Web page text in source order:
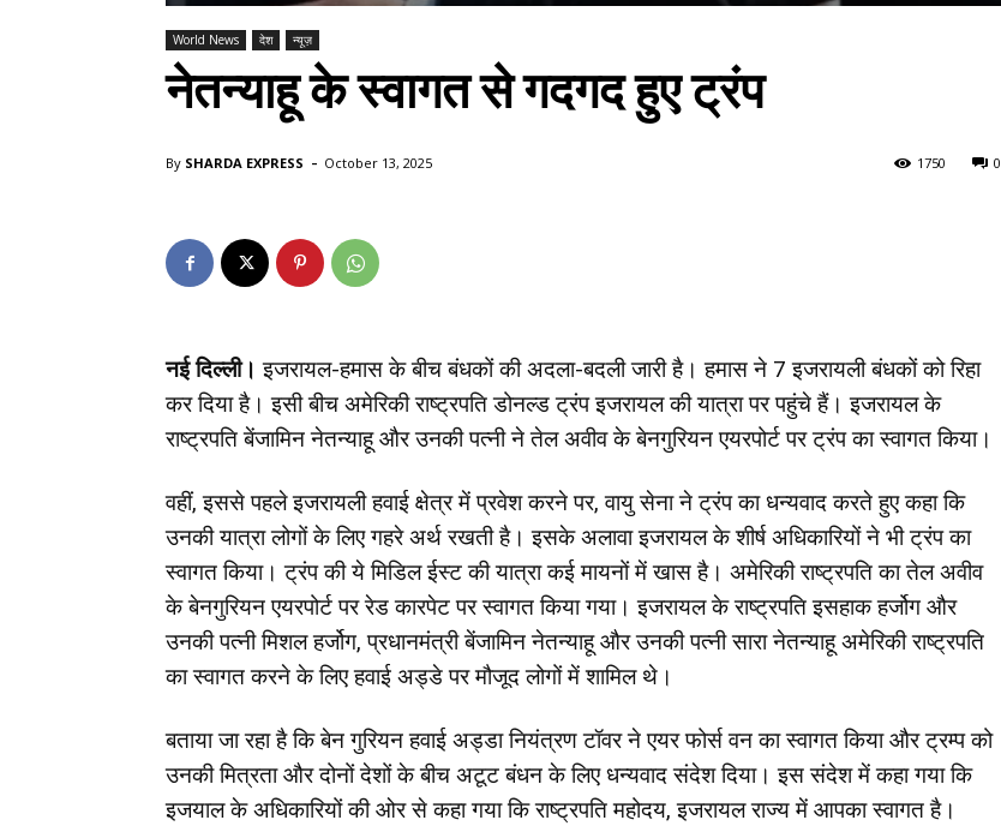
World News देश न्यूज़
नेतन्याहू के स्वागत से गदगद हुए ट्रंप
By SHARDA EXPRESS - October 13, 2025 0
1750
नई दिल्ली।इजरायल-हमास के बीच बंधकों की अदला-बदली जारी है। हमास ने 7 इजरायली बंधकों को रिहा
कर दिया है। इसी बीच अमेरिकी राष्ट्रपति डोनल्ड ट्रंप इजरायल की यात्रा पर पहुंचे हैं। इजरायल के
राष्ट्रपति बेंजामिन नेतन्याहू और उनकी पत्नी ने तेल अवीव के बेनगुरियन एयरपोर्ट पर ट्रंप का स्वागत किया।
वहीं, इससे पहले इजरायली हवाई क्षेत्र में प्रवेश करने पर, वायु सेना ने ट्रंप का धन्यवाद करते हुए कहा कि
उनकी यात्रा लोगों के लिए गहरे अर्थ रखती है। इसके अलावा इजरायल के शीर्ष अधिकारियों ने भी ट्रंप का
स्वागत किया। ट्रंप की ये मिडिल ईस्ट की यात्रा कई मायनों में खास है। अमेरिकी राष्ट्रपति का तेल अवीव
के बेनगुरियन एयरपोर्ट पर रेड कारपेट पर स्वागत किया गया। इजरायल के राष्ट्रपति इसहाक हर्जोग और
उनकी पत्नी मिशल हर्जोग, प्रधानमंत्री बेंजामिन नेतन्याहू और उनकी पत्नी सारा नेतन्याहू अमेरिकी राष्ट्रपति
का स्वागत करने के लिए हवाई अड्डे पर मौजूद लोगों में शामिल थे।
बताया जा रहा है कि बेन गुरियन हवाई अड्डा नियंत्रण टॉवर ने एयर फोर्स वन का स्वागत किया और ट्रम्प को
उनकी मित्रता और दोनों देशों के बीच अटूट बंधन के लिए धन्यवाद संदेश दिया। इस संदेश में कहा गया कि
इजयाल के अधिकारियों की ओर से कहा गया कि राष्ट्रपति महोदय, इजरायल राज्य में आपका स्वागत है।